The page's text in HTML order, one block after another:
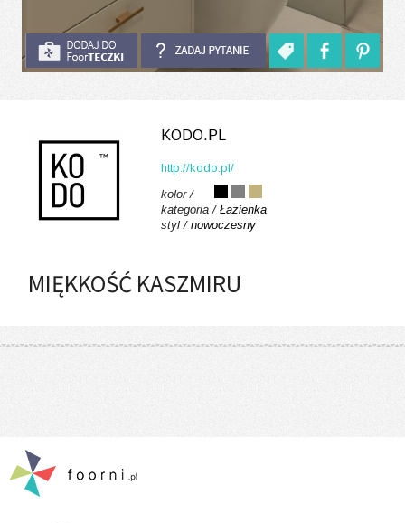
KODO.PL
http://kodo.pl/
kolor /
kategoria / Łazienka
styl / nowoczesny
MIĘKKOŚĆ KASZMIRU